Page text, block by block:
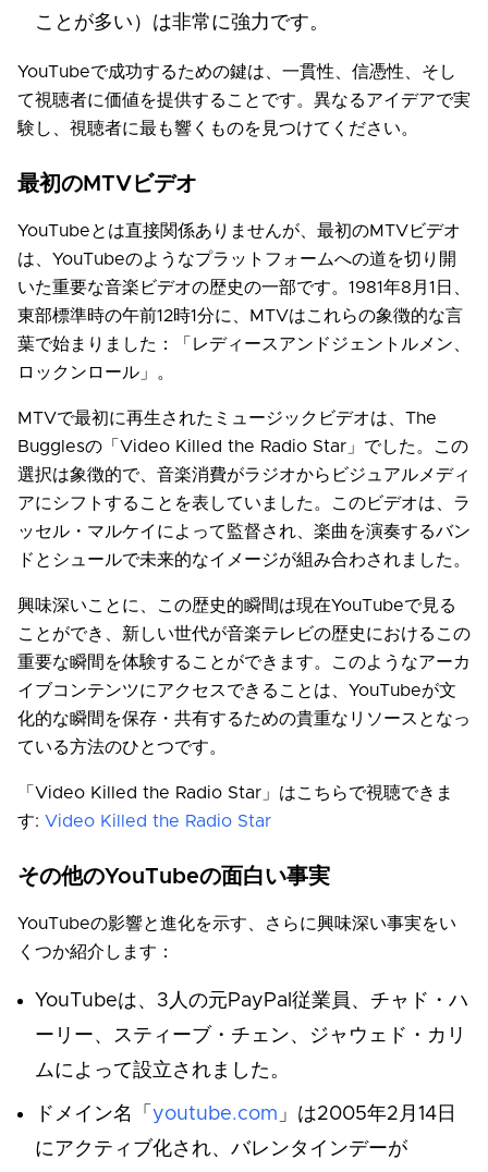
ことが多い）は非常に強力です。
YouTubeで成功するための鍵は、一貫性、信憑性、そし
て視聴者に価値を提供することです。異なるアイデアで実
験し、視聴者に最も響くものを見つけてください。
最初のMTVビデオ
YouTubeとは直接関係ありませんが、最初のMTVビデオ
は、YouTubeのようなプラットフォームへの道を切り開
いた重要な音楽ビデオの歴史の一部です。1981年8月1日、
東部標準時の午前12時1分に、MTVはこれらの象徴的な言
葉で始まりました：「レディースアンドジェントルメン、
ロックンロール」。
MTVで最初に再生されたミュージックビデオは、The
Bugglesの「Video Killed the Radio Star」でした。この
選択は象徴的で、音楽消費がラジオからビジュアルメディ
アにシフトすることを表していました。このビデオは、ラ
ッセル・マルケイによって監督され、楽曲を演奏するバン
ドとシュールで未来的なイメージが組み合わされました。
興味深いことに、この歴史的瞬間は現在YouTubeで見る
ことができ、新しい世代が音楽テレビの歴史におけるこの
重要な瞬間を体験することができます。このようなアーカ
イブコンテンツにアクセスできることは、YouTubeが文
化的な瞬間を保存・共有するための貴重なリソースとなっ
ている方法のひとつです。
「Video Killed the Radio Star」はこちらで視聴できま
す: Video Killed the Radio Star
その他のYouTubeの面白い事実
YouTubeの影響と進化を示す、さらに興味深い事実をい
くつか紹介します：
YouTubeは、3人の元PayPal従業員、チャド・ハ
ーリー、スティーブ・チェン、ジャウェド・カリ
ムによって設立されました。
ドメイン名「 youtube.com 」は2005年2月14日
にアクティブ化され、バレンタインデーが